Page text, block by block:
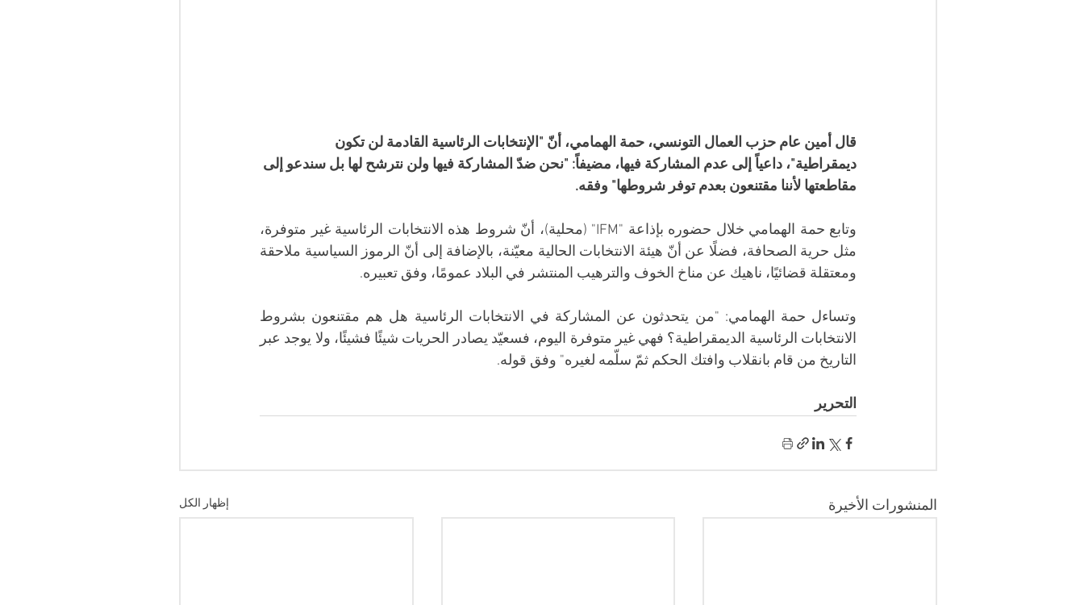
قال أمين عام حزب العمال التونسي، حمة الهمامي، أنّ "الإنتخابات الرئاسية القادمة لن تكون
ديمقراطية"، داعياً إلى عدم المشاركة فيها، مضيفاً: "نحن ضدّ المشاركة فيها ولن نترشح لها بل سندعو إلى
مقاطعتها لأننا مقتنعون بعدم توفر شروطها" وفقه.
ومعتقلة قضائيًا، ناهيك عن مناخ الخوف والترهيب المنتشر في البلاد عمومًا، وفق تعبيره.
التاريخ من قام بانقلاب وافتك الحكم ثمّ سلّمه لغيره" وفق قوله.
التحرير
المنشورات الأخيرة إظهار الكل